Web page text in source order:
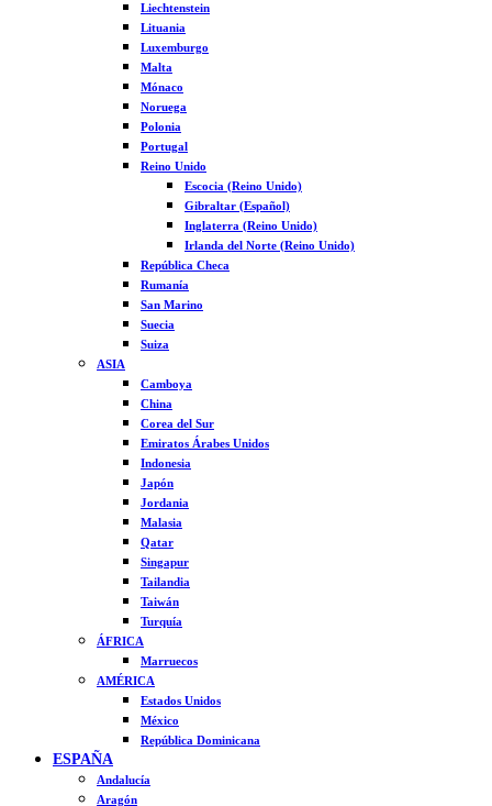
Liechtenstein
Lituania
Luxemburgo
Malta
Mónaco
Noruega
Polonia
Portugal
Reino Unido
Escocia (Reino Unido)
Gibraltar (Español)
Inglaterra (Reino Unido)
Irlanda del Norte (Reino Unido)
República Checa
Rumanía
San Marino
Suecia
Suiza
ASIA
Camboya
China
Corea del Sur
Emiratos Árabes Unidos
Indonesia
Japón
Jordania
Malasia
Qatar
Singapur
Tailandia
Taiwán
Turquía
ÁFRICA
Marruecos
AMÉRICA
Estados Unidos
México
República Dominicana
ESPAÑA
Andalucía
Aragón